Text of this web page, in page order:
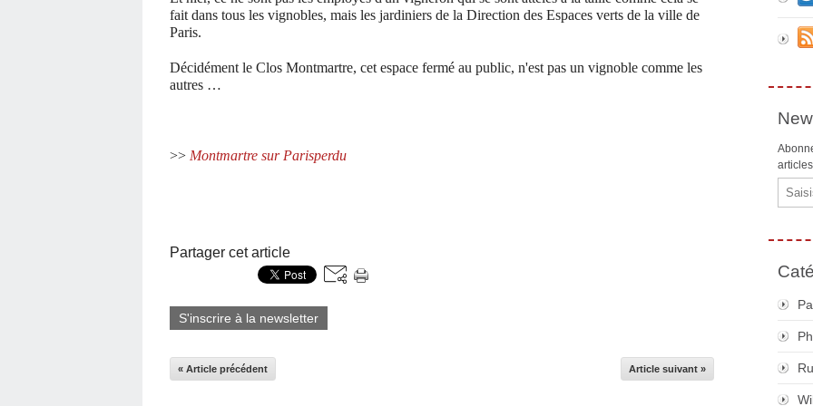
fait dans tous les vignobles, mais les jardiniers de la Direction des Espaces verts de la ville de
Paris.
Décidément le Clos Montmartre, cet espace fermé au public, n'est pas un vignoble comme les
autres …
>> Montmartre sur Parisperdu
Partager cet article
S'inscrire à la newsletter
« Article précédent Article suivant »
Email